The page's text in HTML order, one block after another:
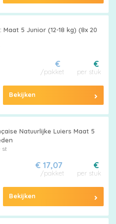
5 Junior (12-18 kg) (8x 20
€
per stuk
€
/pakket
Bekijken
Natuurlijke Luiers Maat 5
st
€
per stuk
€ 17,07
/pakket
Bekijken